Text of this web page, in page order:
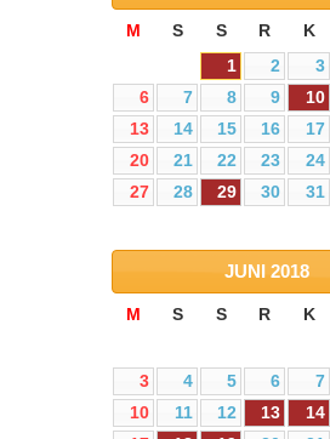
M S S R K
1
2 3
6
7 8 9 10
13
14 15 16 17
20
21 22 23 24
27
28 29 30 31
JUNI 2018
M S S R K
3
4 5 6 7
10
11 12 13 14